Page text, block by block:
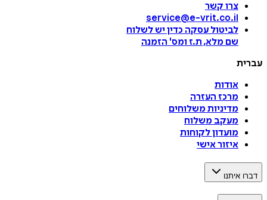
צרו קשר
service@e-vrit.co.il
לביטול עסקה כדין יש לשלוח
שם מלא, ת.ז ומס' הזמנה
עברית
אודות
מרכז העזרה
מדיניות משלוחים
מעקב משלוח
מועדון לקוחות
איזור אישי
דברו איתנו